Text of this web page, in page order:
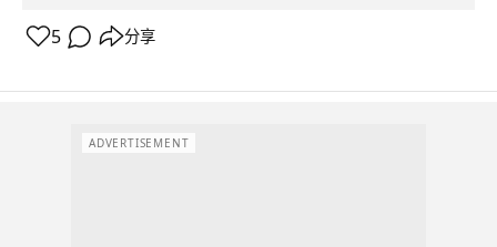
5 分享
ADVERTISEMENT